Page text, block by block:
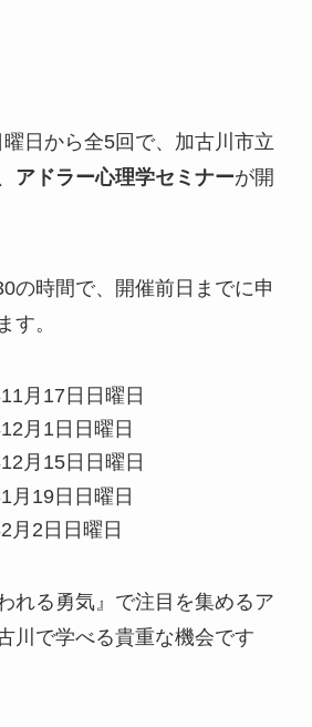
日から全5回で、加古川市立
アドラー心理学セミナーが開
の時間で、開催前日までに申
す。
月17日日曜日
月1日日曜日
月15日日曜日
月19日日曜日
月2日日曜日
れる勇気』で注目を集めるア
川で学べる貴重な機会です